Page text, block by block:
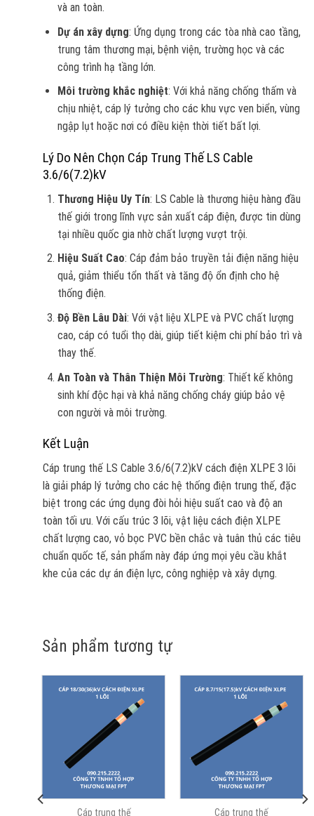
và an toàn.
Dự án xây dựng: Ứng dụng trong các tòa nhà cao tầng,
trung tâm thương mại, bệnh viện, trường học và các
công trình hạ tầng lớn.
Môi trường khắc nghiệt: Với khả năng chống thấm và
chịu nhiệt, cáp lý tưởng cho các khu vực ven biển, vùng
ngập lụt hoặc nơi có điều kiện thời tiết bất lợi.
Lý Do Nên Chọn Cáp Trung Thế LS Cable
3.6/6(7.2)kV
Thương Hiệu Uy Tín: LS Cable là thương hiệu hàng đầu
thế giới trong lĩnh vực sản xuất cáp điện, được tin dùng
tại nhiều quốc gia nhờ chất lượng vượt trội.
Hiệu Suất Cao: Cáp đảm bảo truyền tải điện năng hiệu
quả, giảm thiểu tổn thất và tăng độ ổn định cho hệ
thống điện.
Độ Bền Lâu Dài: Với vật liệu XLPE và PVC chất lượng
cao, cáp có tuổi thọ dài, giúp tiết kiệm chi phí bảo trì và
thay thế.
An Toàn và Thân Thiện Môi Trường: Thiết kế không
sinh khí độc hại và khả năng chống cháy giúp bảo vệ
con người và môi trường.
Kết Luận
Cáp trung thế LS Cable 3.6/6(7.2)kV cách điện XLPE 3 lõi
là giải pháp lý tưởng cho các hệ thống điện trung thế, đặc
biệt trong các ứng dụng đòi hỏi hiệu suất cao và độ an
toàn tối ưu. Với cấu trúc 3 lõi, vật liệu cách điện XLPE
chất lượng cao, vỏ bọc PVC bền chắc và tuân thủ các tiêu
chuẩn quốc tế, sản phẩm này đáp ứng mọi yêu cầu khắt
khe của các dự án điện lực, công nghiệp và xây dựng.
Sản phẩm tương tự
Cáp trung thế Cáp trung thế